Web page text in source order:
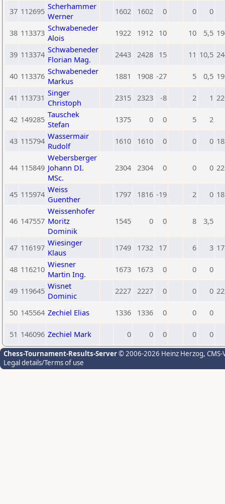
37 112695 Scherhammer
Werner
1602 1602 0 0 0
38 113373 Schwabeneder
Alois
1922 1912 10 10 5,5
39 113374 Schwabeneder
Florian Mag.
2443 2428 15 11 10,5
40 113376 Schwabeneder
Markus
1881 1908 -27 5 0,5
41 113731 Singer
Christoph
2315 2323 -8 2 1
42 149285 Tauschek
Stefan
1375 0 0 5 2
43 115794 Wassermair
Rudolf
1610 1610 0 0 0
44 115849
Webersberger
Johann DI.
MSc.
2304 2304 0 0 0
45 115974 Weiss
Guenther
1797 1816 -19 2 0
46 147557
Weissenhofer
Moritz
Dominik
1545 0 0 8 3,5
47 116197 Wiesinger
Klaus
1749 1732 17 6 3
48 116210 Wiesner
Martin Ing.
1673 1673 0 0 0
49 119645 Wisnet
Dominic
2227 2227 0 0 0
50 145564 Zechiel Elias 1336 1336 0 0 0
51 146096 Zechiel Mark 0 0 0 0 0
Chess-Tournament-Results-Server© 2006-2026 Heinz Herzog,
Legal details/Terms of use